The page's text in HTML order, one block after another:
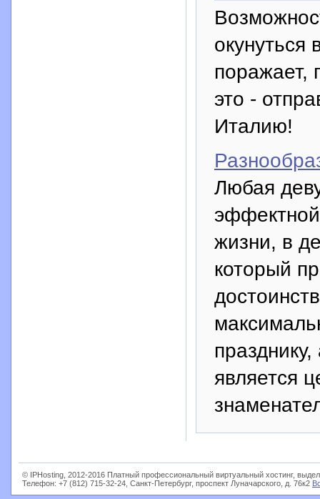
окунуться
поражает,
это -
Италию!
Любая
эффектной
жизни, в
который
является
© IPHosting, 2012-2016 Платный профессиональный виртуальный хостинг,
Телефон: +7 (812) 715-32-24, Санкт-Петербург, проспект Луначарского, д. 76к2